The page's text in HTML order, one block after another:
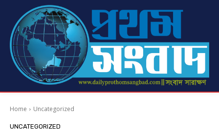
Home Uncategorized
UNCATEGORIZED